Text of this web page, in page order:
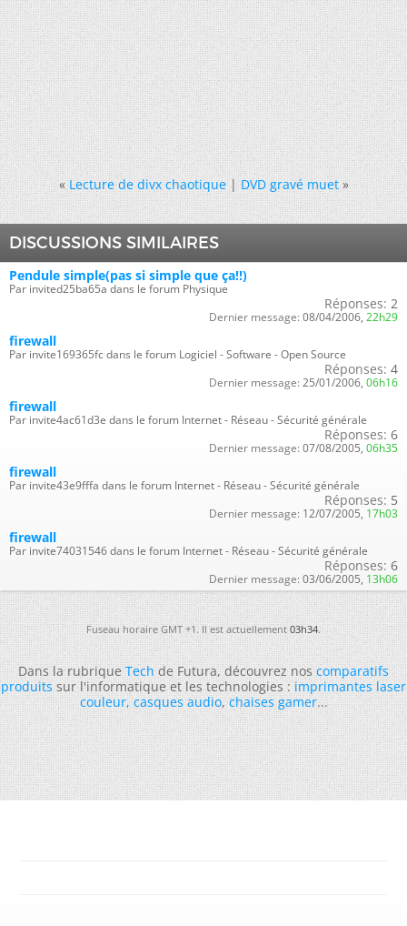
« Lecture de divx chaotique|DVD gravé muet »
DISCUSSIONS SIMILAIRES
Pendule simple(pas si simple que ça!!)
Par invited25ba65a dans le forum Physique
Réponses: 2
Dernier message: 08/04/2006, 22h29
firewall
Par invite169365fc dans le forum Logiciel - Software - Open Source
Réponses: 4
Dernier message: 25/01/2006, 06h16
firewall
Par invite4ac61d3e dans le forum Internet - Réseau - Sécurité générale
Réponses: 6
Dernier message: 07/08/2005, 06h35
firewall
Par invite43e9fffa dans le forum Internet - Réseau - Sécurité générale
Réponses: 5
Dernier message: 12/07/2005, 17h03
firewall
Par invite74031546 dans le forum Internet - Réseau - Sécurité générale
Réponses: 6
Dernier message: 03/06/2005, 13h06
Fuseau horaire GMT +1. Il est actuellement03h34.
Dans la rubriqueTechde Futura, découvrez noscomparatifs
produitssur l'informatique et les technologies :imprimantes laser
couleur,casques audio,chaises gamer...